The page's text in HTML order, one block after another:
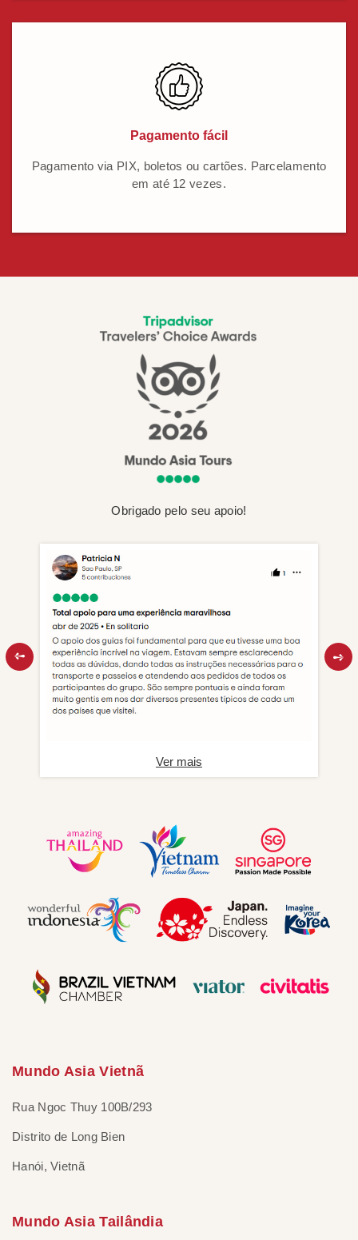
Pagamento fácil
Pagamento via PIX, boletos ou cartões. Parcelamento
em até 12 vezes.
Obrigado pelo seu apoio!
Ver mais
Mundo Asia Vietnã
Rua Ngoc Thuy 100B/293
Distrito de Long Bien
Hanói, Vietnã
Mundo Asia Tailândia